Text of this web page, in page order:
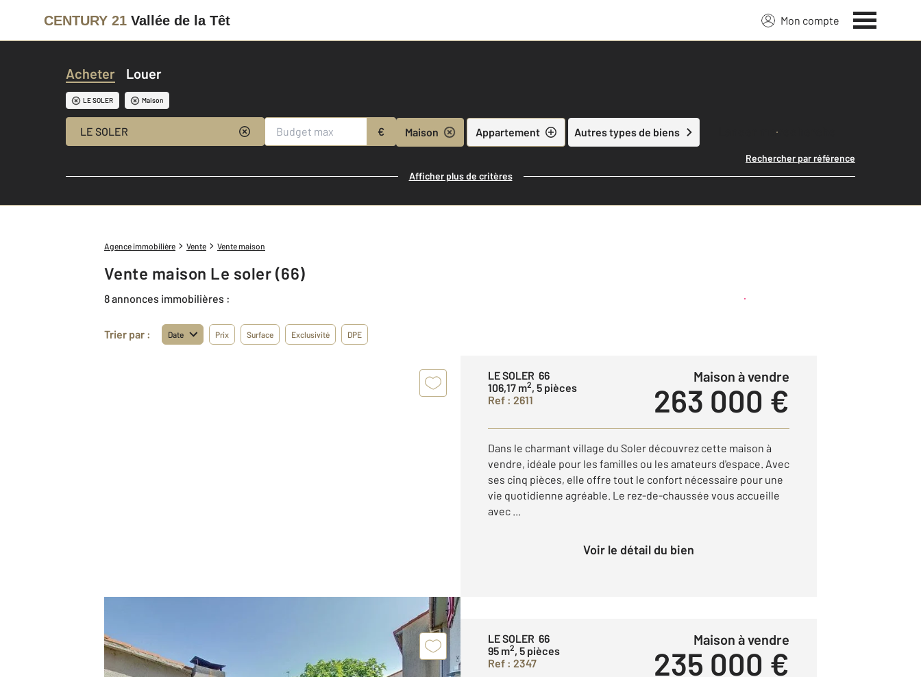
CENTURY 21 Vallée de la Têt Mon compte
Acheter Louer
LE SOLER Maison
LE SOLER € Maison Appartement Autres types de biens Lancer ma recherche
Rechercher par référence
Afficher plus de critères
Agence immobilière Vente Vente maison
Vente maison Le soler (66)
8 annonces immobilières : Créer une alerte
Trier par : Date Prix Surface Exclusivité DPE
LE SOLER 66
106,17 m2, 5 pièces
Ref : 2611
Maison à vendre
263 000 €
Dans le charmant village du Soler découvrez cette maison à
vendre, idéale pour les familles ou les amateurs d'espace. Avec
ses cinq pièces, elle offre tout le confort nécessaire pour une
vie quotidienne agréable. Le rez-de-chaussée vous accueille
avec ...
Voir le détail du bien
LE SOLER 66
95 m2, 5 pièces
Ref : 2347
Maison à vendre
235 000 €